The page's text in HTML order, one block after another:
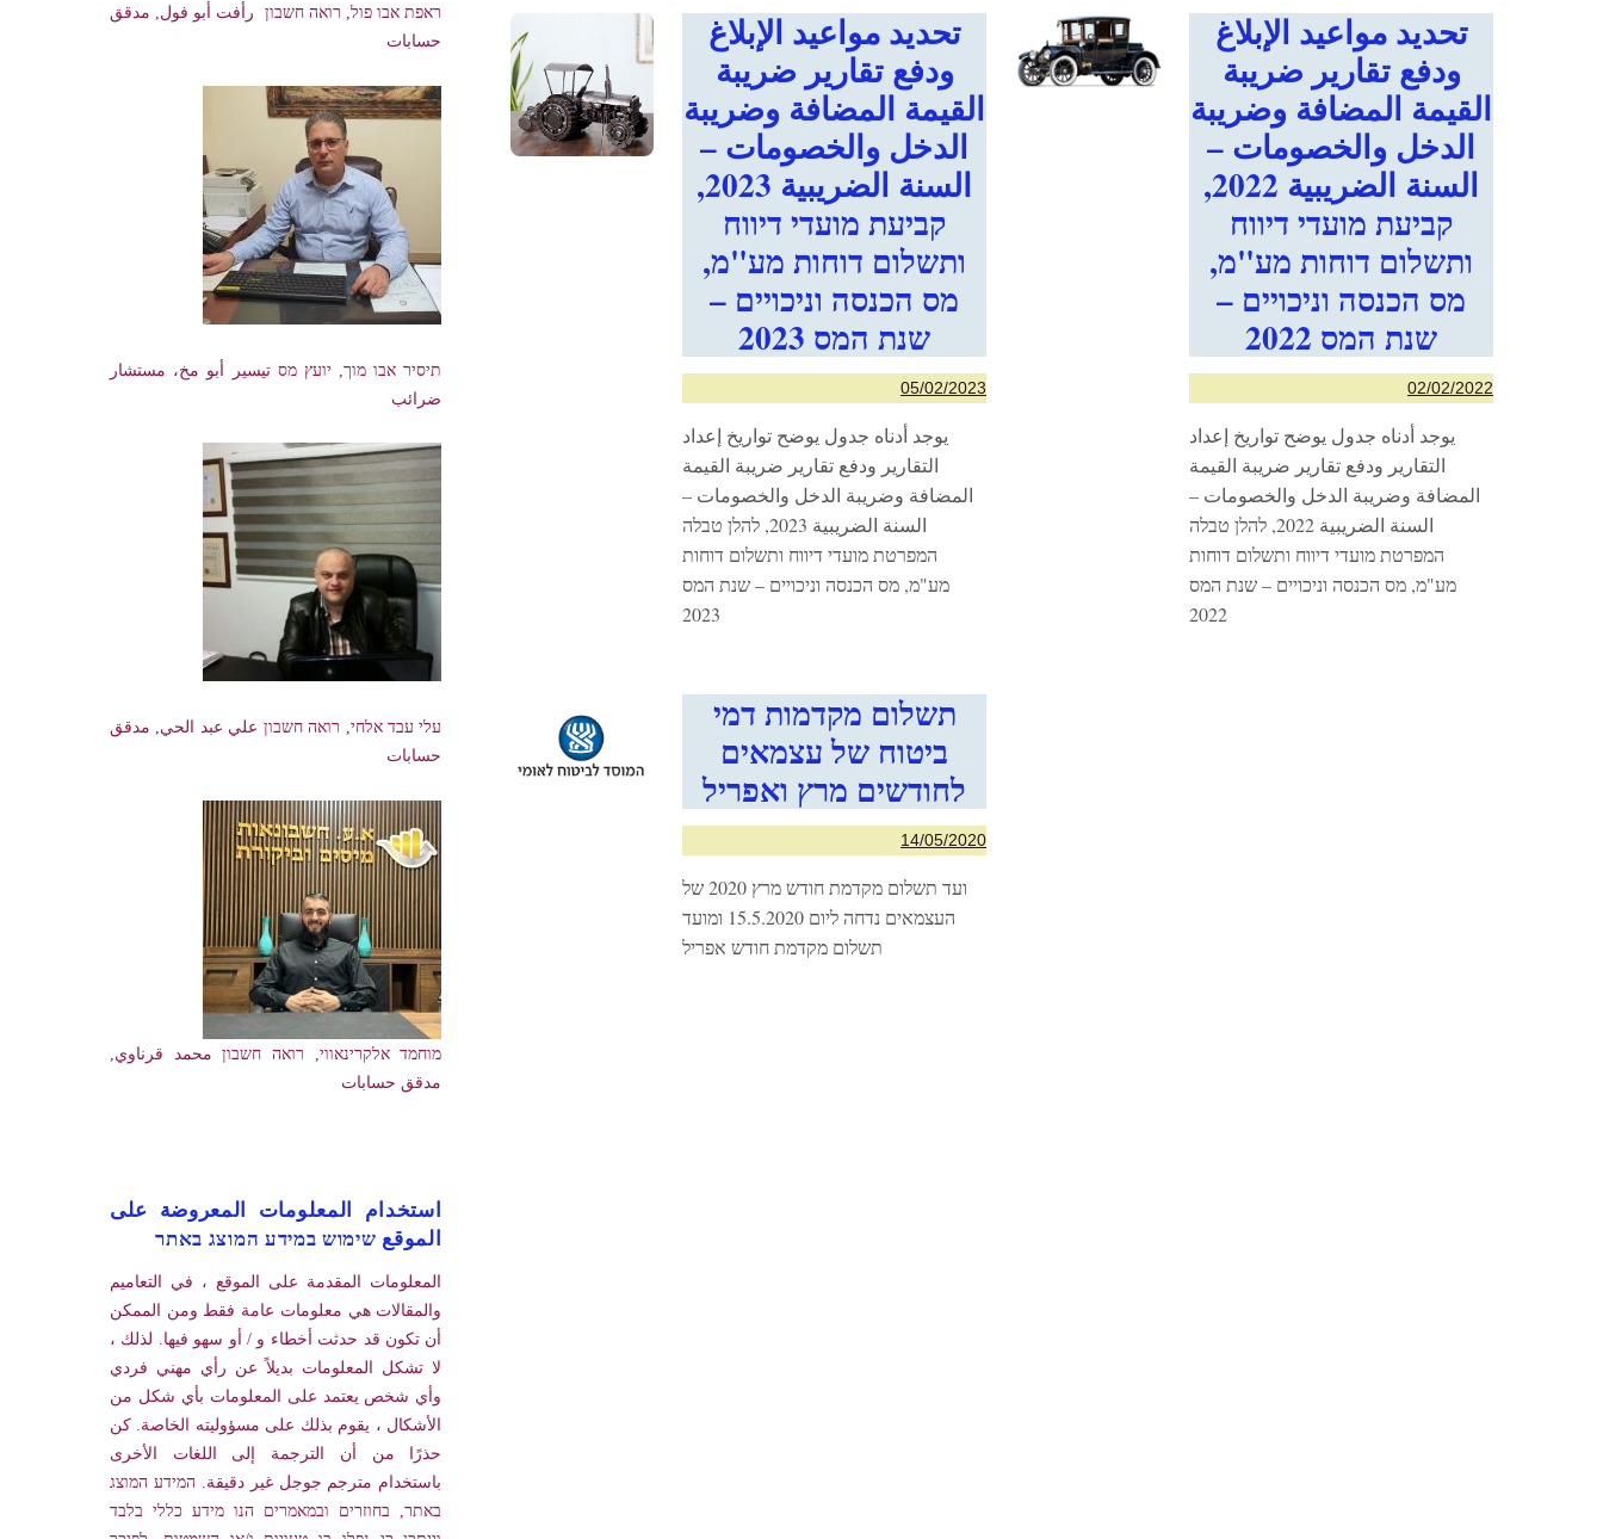
تحديد مواعيد الإبلاغ
ودفع تقارير ضريبة
القيمة المضافة وضريبة
الدخل والخصومات –
السنة الضريبية 2023,
קביעת מועדי דיווח
ותשלום דוחות מע"מ,
מס הכנסה וניכויים –
שנת המס 2023
05/02/2023
يوجد أدناه جدول يوضح تواريخ إعداد
التقارير ودفع تقارير ضريبة القيمة
المضافة وضريبة الدخل والخصومات –
السنة الضريبية 2023, להלן טבלה
המפרטת מועדי דיווח ותשלום דוחות
מע"מ, מס הכנסה וניכויים – שנת המס
2023
تحديد مواعيد الإبلاغ
ودفع تقارير ضريبة
القيمة المضافة وضريبة
الدخل والخصومات –
السنة الضريبية 2022,
קביעת מועדי דיווח
ותשלום דוחות מע"מ,
מס הכנסה וניכויים –
שנת המס 2022
02/02/2022
يوجد أدناه جدول يوضح تواريخ إعداد
التقارير ودفع تقارير ضريبة القيمة
المضافة وضريبة الدخل والخصومات –
السنة الضريبية 2022, להלן טבלה
המפרטת מועדי דיווח ותשלום דוחות
מע"מ, מס הכנסה וניכויים – שנת המס
2022
תשלום מקדמות דמי
ביטוח של עצמאים
לחודשים מרץ ואפריל
14/05/2020
ועד תשלום מקדמת חודש מרץ 2020 של
העצמאים נדחה ליום 15.5.2020 ומועד
תשלום מקדמת חודש אפריל
ראפת אבו פול, רואה חשבון رأفت أبو فول, مدقق
حسابات
תיסיר אבו מוך, יועץ מס تيسير أبو مخ، مستشار
ضرائب
עלי עבד אלחי, רואה חשבון علي عبد الحي, مدقق
حسابات
מוחמד אלקרינאווי, רואה חשבון محمد قرناوي,
مدقق حسابات
استخدام المعلومات المعروضة على
الموقع שימוש במידע המוצג באתר
المعلومات المقدمة على الموقع ، في التعاميم
والمقالات هي معلومات عامة فقط ومن الممكن
أن تكون قد حدثت أخطاء و / أو سهو فيها. لذلك ،
لا تشكل المعلومات بديلاً عن رأي مهني فردي
وأي شخص يعتمد على المعلومات بأي شكل من
الأشكال ، يقوم بذلك على مسؤوليته الخاصة. كن
حذرًا من أن الترجمة إلى اللغات الأخرى
باستخدام مترجم جوجل غير دقيقة. המידע המוצג
באתר, בחוזרים ובמאמרים הנו מידע כללי בלבד